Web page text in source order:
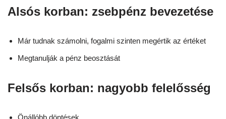
Alsós korban: zsebpénz bevezetése
Már tudnak számolni, fogalmi szinten megértik az értéket
Megtanulják a pénz beosztását
Felsős korban: nagyobb felelősség